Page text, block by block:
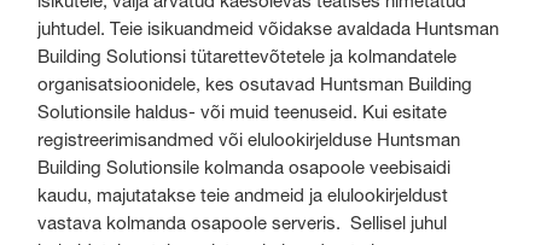
juhtudel. Teie isikuandmeid võidakse avaldada Huntsman
Building Solutionsi tütarettevõtetele ja kolmandatele
organisatsioonidele, kes osutavad Huntsman Building
Solutionsile haldus- või muid teenuseid. Kui esitate
registreerimisandmed või elulookirjelduse Huntsman
Building Solutionsile kolmanda osapoole veebisaidi
kaudu, majutatakse teie andmeid ja elulookirjeldust
vastava kolmanda osapoole serveris. Sellisel juhul